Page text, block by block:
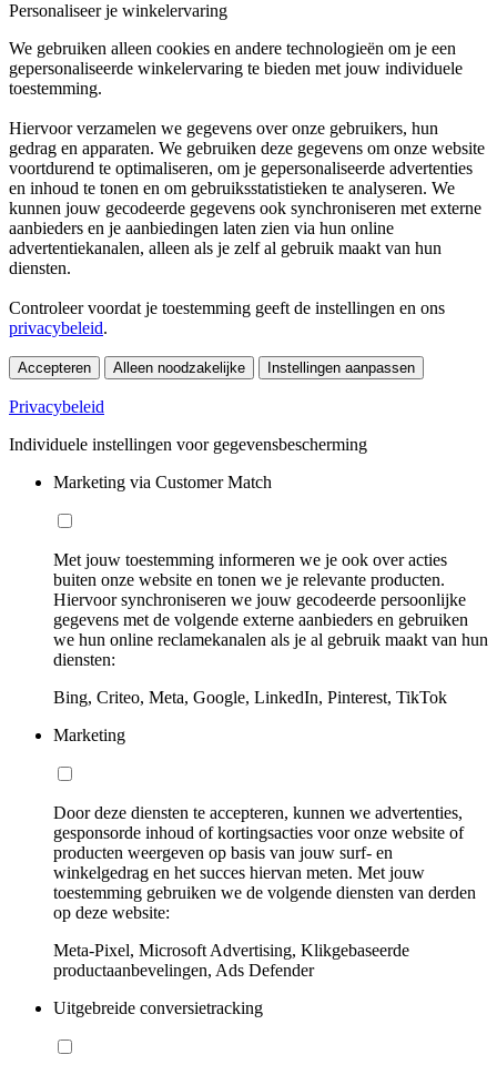
Personaliseer je winkelervaring
We gebruiken alleen cookies en andere technologieën om je een
gepersonaliseerde winkelervaring te bieden met jouw individuele
toestemming.
Hiervoor verzamelen we gegevens over onze gebruikers, hun
gedrag en apparaten. We gebruiken deze gegevens om onze website
voortdurend te optimaliseren, om je gepersonaliseerde advertenties
en inhoud te tonen en om gebruiksstatistieken te analyseren. We
kunnen jouw gecodeerde gegevens ook synchroniseren met externe
aanbieders en je aanbiedingen laten zien via hun online
advertentiekanalen, alleen als je zelf al gebruik maakt van hun
diensten.
Controleer voordat je toestemming geeft de instellingen en ons
privacybeleid.
Accepteren Alleen noodzakelijke Instellingen aanpassen
Privacybeleid
Individuele instellingen voor gegevensbescherming
Marketing via Customer Match
Met jouw toestemming informeren we je ook over acties
buiten onze website en tonen we je relevante producten.
Hiervoor synchroniseren we jouw gecodeerde persoonlijke
gegevens met de volgende externe aanbieders en gebruiken
we hun online reclamekanalen als je al gebruik maakt van hun
diensten:
Bing, Criteo, Meta, Google, LinkedIn, Pinterest, TikTok
Marketing
Door deze diensten te accepteren, kunnen we advertenties,
gesponsorde inhoud of kortingsacties voor onze website of
producten weergeven op basis van jouw surf- en
winkelgedrag en het succes hiervan meten. Met jouw
toestemming gebruiken we de volgende diensten van derden
op deze website:
Meta-Pixel, Microsoft Advertising, Klikgebaseerde
productaanbevelingen, Ads Defender
Uitgebreide conversietracking